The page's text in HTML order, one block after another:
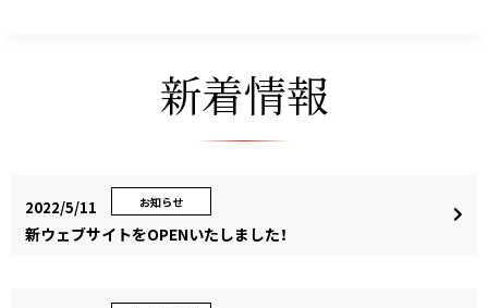
新着情報
2022/5/11 お知らせ
新ウェブサイトをOPENいたしました！